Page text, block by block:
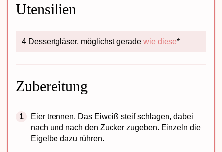
Utensilien
4 Dessertgläser, möglichst gerade wie diese*
Zubereitung
Eier trennen. Das Eiweiß steif schlagen, dabei
nach und nach den Zucker zugeben. Einzeln die
Eigelbe dazu rühren.